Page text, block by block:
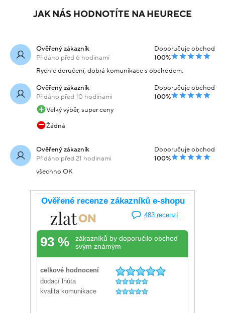
JAK NÁS HODNOTÍTE NA HEURECE
Ověřený zákazník
Přidáno před 6 hodinami
Doporučuje obchod
100%
Rychlé doručení, dobrá komunikace s obchodem.
Ověřený zákazník
Přidáno před 10 hodinami
Doporučuje obchod
100%
Velký výběr, super ceny
Žádná
Ověřený zákazník
Přidáno před 21 hodinami
Doporučuje obchod
100%
všechno OK